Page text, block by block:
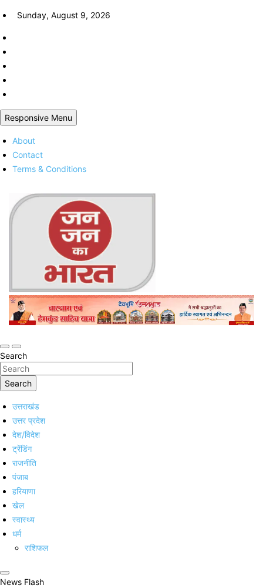
Skip
content
Sunday, August 9, 2026
Responsive Menu
About
Contact
Terms & Conditions
Jan Jan Ka Bharat
Online Trending Hindi News Website
Search
Search
उत्तराखंड
उत्तर प्रदेश
देश/विदेश
ट्रेंडिंग
राजनीति
पंजाब
हरियाणा
खेल
स्वास्थ्य
धर्म
राशिफल
News Flash